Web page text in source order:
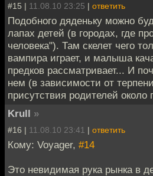
#15 | 11.08.10 23:25 | ответить
Подобного дяденьку можно
лапах детей (в городах, где
человека"). Там скелет чего
вампира играет, и малыша
предков рассматривает... И
нем (в зависимости от
присутствия родителей около
Krull »
#16 | 11.08.10 23:41 | ответить
Кому: Voyager, #14
Это невидимая рука рынка в